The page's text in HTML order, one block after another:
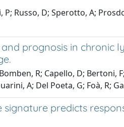
P; Russo, D; Sperotto, A;
prognosis in chronic
R; Capello, D; Bertoni,
A; Del Poeta, G; Foà, R;
predicts